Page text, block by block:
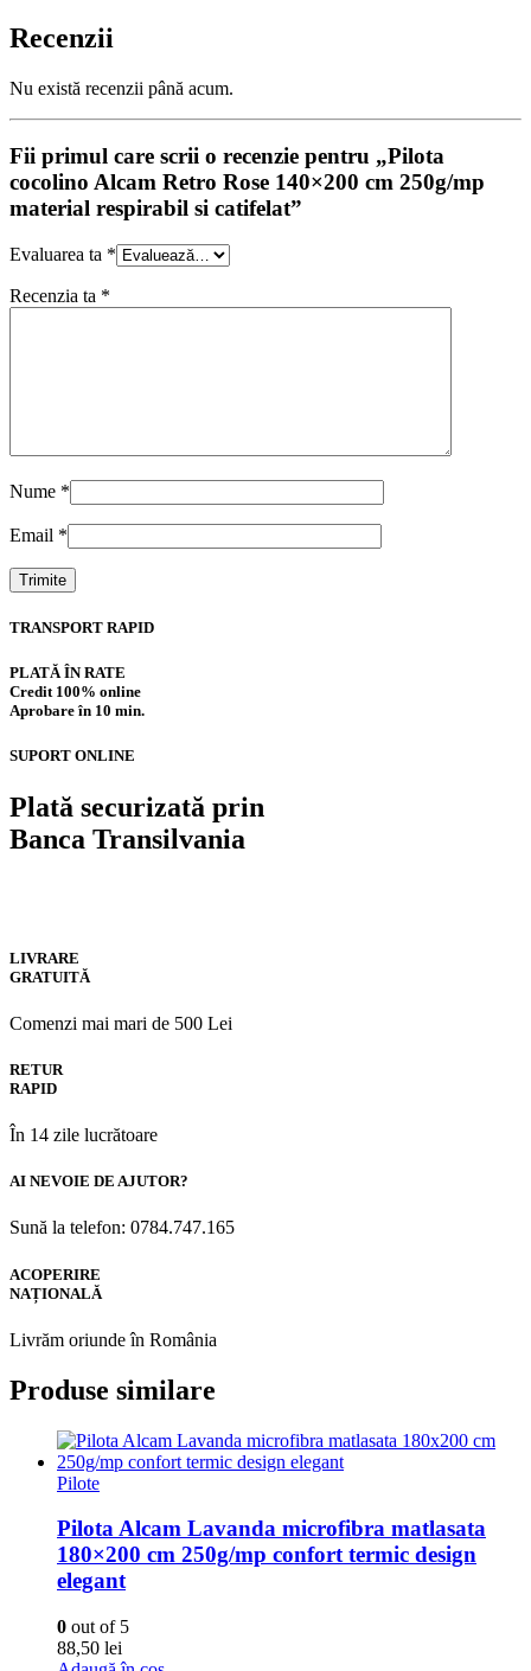
Recenzii
Nu există recenzii până acum.
Fii primul care scrii o recenzie pentru „Pilota
cocolino Alcam Retro Rose 140×200 cm 250g/mp
material respirabil si catifelat”
Evaluarea ta *
Recenzia ta *
Nume *
Email *
TRANSPORT RAPID
PLATĂ ÎN RATE
Credit 100% online
Aprobare în 10 min.
SUPORT ONLINE
Plată securizată prin
Banca Transilvania
LIVRARE
GRATUITĂ
Comenzi mai mari de 500 Lei
RETUR
RAPID
În 14 zile lucrătoare
AI NEVOIE DE AJUTOR?
Sună la telefon: 0784.747.165
ACOPERIRE
NAȚIONALĂ
Livrăm oriunde în România
Produse similare
Pilote
Pilota Alcam Lavanda microfibra matlasata
180×200 cm 250g/mp confort termic design
elegant
0 out of 5
88,50 lei